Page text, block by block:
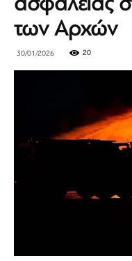
των Αρχών
30/01/2026 20